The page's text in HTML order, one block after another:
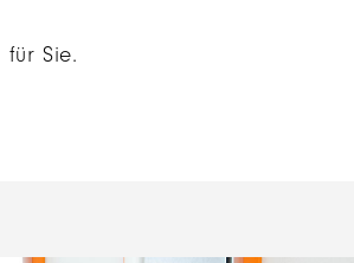
Sie.